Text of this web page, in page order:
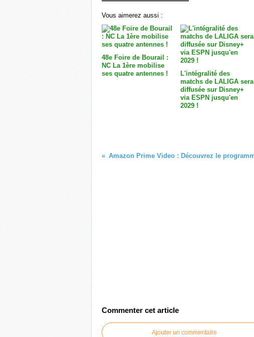
Vous aimerez aussi :
48e Foire de Bourail :
NC La 1ère mobilise
ses quatre antennes !
L'intégralité des
matchs de LALIGA sera
diffusée sur Disney+
via ESPN jusqu'en
2029 !
Commenter cet article
Ajouter un commentaire